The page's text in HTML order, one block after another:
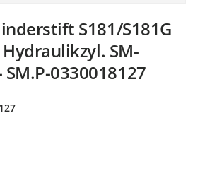
S181/S181G
SM-
0330018127
Preis